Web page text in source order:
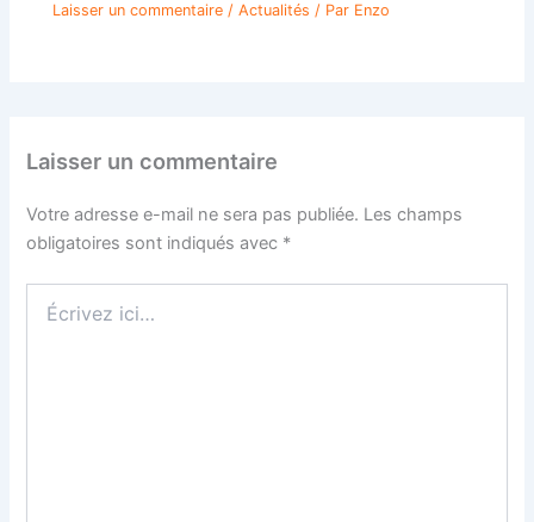
Laisser un commentaire /Actualités / Par Enzo
Laisser un commentaire
Votre adresse e-mail ne sera pas publiée. Les champs
obligatoires sont indiqués avec *
ici…